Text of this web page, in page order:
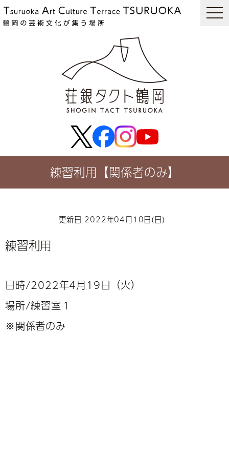
練習利用【関係者のみ】
更新日 2022年04月10日(日)
練習利用
日時/2022年4月19日（火）
場所/練習室１
※関係者のみ